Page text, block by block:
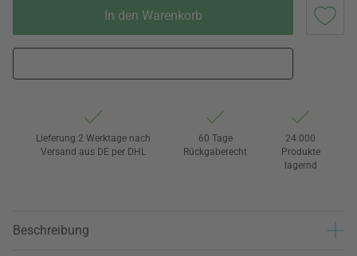
In den Warenkorb
Lieferung 2 Werktage nach
Versand aus DE per DHL
60 Tage
Rückgaberecht
24.000
Produkte
lagernd
Beschreibung